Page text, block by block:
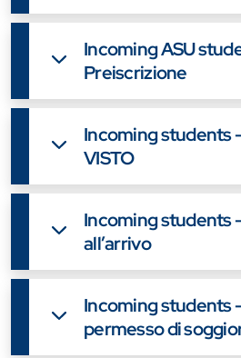
Incoming ASU
Preiscrizione
Incoming students
VISTO
Incoming students
all’arrivo
Incoming students
permesso di